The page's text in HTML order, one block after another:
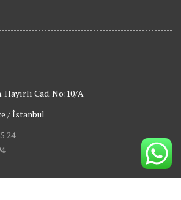
Cad. No:10/A
/ İstanbul
24